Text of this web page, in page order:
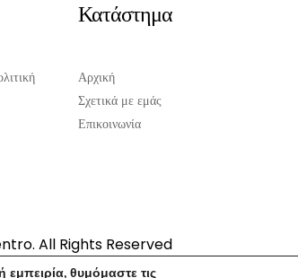
Κατάστημα
Αρχική
Σχετικά με εμάς
Επικοινωνία
All Rights Reserved
byiWorxθυμόμαστε τις